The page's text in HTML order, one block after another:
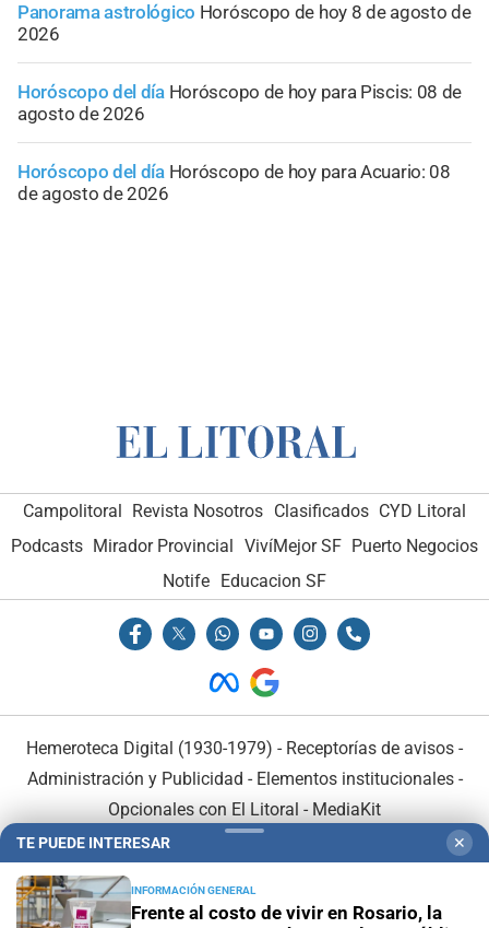
Panorama astrológico Horóscopo de hoy 8 de agosto de
2026
Horóscopo del día Horóscopo de hoy para Piscis: 08 de
agosto de 2026
Horóscopo del día Horóscopo de hoy para Acuario: 08
de agosto de 2026
Campolitoral Revista Nosotros Clasificados CYD Litoral
Podcasts Mirador Provincial VivíMejor SF Puerto Negocios
Notife Educacion SF
Hemeroteca Digital (1930-1979) - Receptorías de avisos -
Administración y Publicidad - Elementos institucionales-
Opcionales con El Litoral - MediaKit
TE PUEDE INTERESAR ✕
INFORMACIÓN GENERAL
Frente al costo de vivir en Rosario, la